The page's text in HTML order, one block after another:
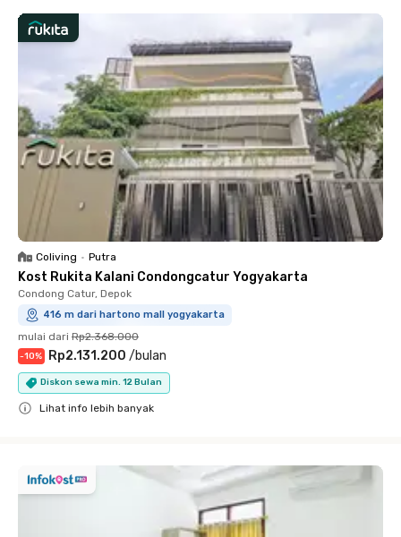
Coliving • Putra
Kost Rukita Kalani Condongcatur Yogyakarta
Condong Catur, Depok
416 m dari hartono mall yogyakarta
mulai dari Rp2.368.000
-10% Rp2.131.200 /bulan
Diskon sewa min. 12 Bulan
Lihat info lebih banyak